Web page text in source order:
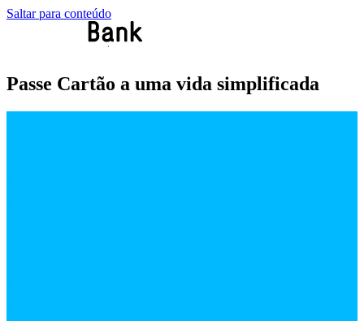
Saltar para conteúdo
Passe Cartão a uma vida simplificada